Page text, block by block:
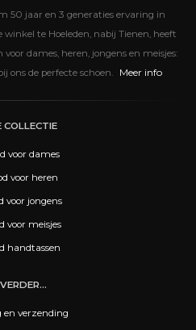
50 jaar en 3 generaties ervaring in
te Hoeleden, nabij Tienen, heeft
dames, heren, jongens en meisjes:
ons de perfecte schoen.
Meer info
COLLECTIE
voor dames
voor heren
voor jongens
voor meisjes
handtassen
en verzending